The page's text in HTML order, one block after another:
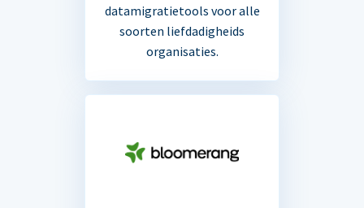
datamigratietools voor alle
soorten liefdadigheids
organisaties.